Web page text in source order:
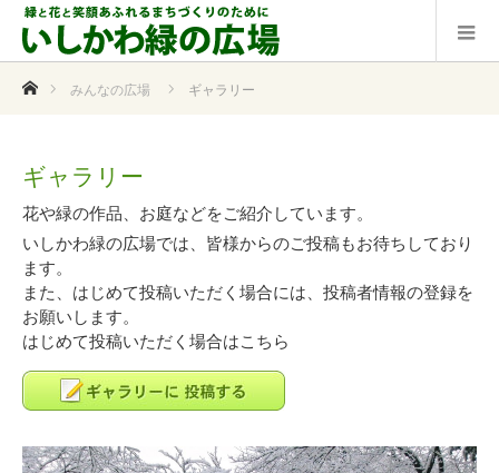
ホームみんなの広場 ギャラリー
ギャラリー
花や緑の作品、お庭などをご紹介しています。
いしかわ緑の広場では、皆様からのご投稿もお待ちしており
ます。
また、はじめて投稿いただく場合には、投稿者情報の登録を
お願いします。
はじめて投稿いただく場合はこちら